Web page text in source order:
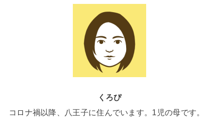
くろぴ
コロナ禍以降、八王子に住んでいます。1児の母です。